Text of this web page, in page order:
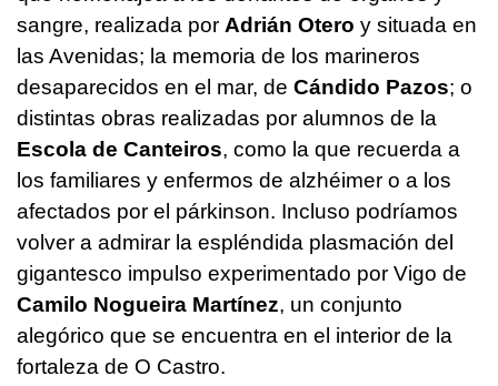
sangre, realizada por Adrián Otero y situada en
las Avenidas; la memoria de los marineros
desaparecidos en el mar, de Cándido Pazos; o
distintas obras realizadas por alumnos de la
Escola de Canteiros, como la que recuerda a
los familiares y enfermos de alzhéimer o a los
afectados por el párkinson. Incluso podríamos
volver a admirar la espléndida plasmación del
gigantesco impulso experimentado por Vigo de
Camilo Nogueira Martínez, un conjunto
alegórico que se encuentra en el interior de la
fortaleza de O Castro.